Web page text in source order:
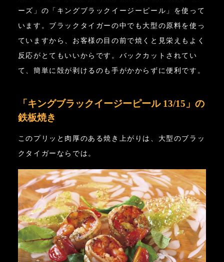
ーズ」の「キングブラックイージーピール」を使って
います。ブラックタイガーの中でも大型の原料を使っ
ていますから、お客様の目の前で焼くと見栄えもよく
反応がとてもいいからです。バックカットされてい
て、簡単に殻が剥けるのも手がかからずに便利です。
「キングブラックイージーピール 13/15」の
鉄板焼き
このプリッと肉厚のある焼き上がりは、大型のブラッ
クタイガーならでは。